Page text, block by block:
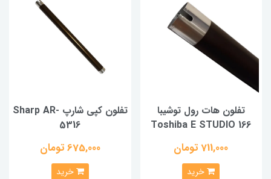
تفلون هات رول توشیبا
Toshiba E STUDIO 166
711,000 تومان
خرید
تفلون کپی شارپ Sharp AR-
5316
675,000 تومان
خرید